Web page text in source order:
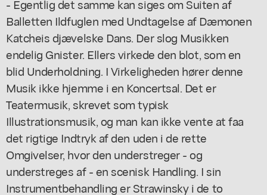
- Egentlig det samme kan siges om Suiten af
Balletten Ildfuglen med Undtagelse af Dæmonen
Katcheis djævelske Dans. Der slog Musikken
endelig Gnister. Ellers virkede den blot, som en
blid Underholdning. I Virkeligheden hører denne
Musik ikke hjemme i en Koncertsal. Det er
Teatermusik, skrevet som typisk
Illustrationsmusik, og man kan ikke vente at faa
det rigtige Indtryk af den uden i de rette
Omgivelser, hvor den understreger - og
understreges af - en scenisk Handling. I sin
Instrumentbehandling er Strawinsky i de to